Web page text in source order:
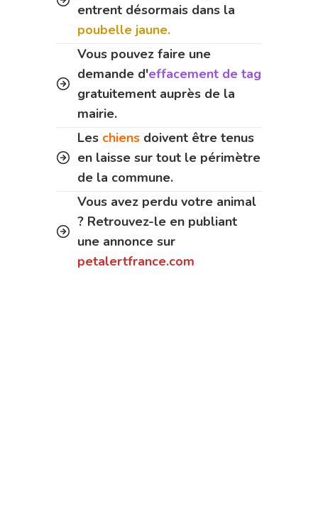
entrent désormais dans la
poubelle jaune.
Vous pouvez faire une
demande d'effacement de tag
gratuitement auprès de la
mairie.
Les chiens doivent être tenus
en laisse sur tout le périmètre
de la commune.
Vous avez perdu votre animal
? Retrouvez-le en publiant
une annonce sur
petalertfrance.com